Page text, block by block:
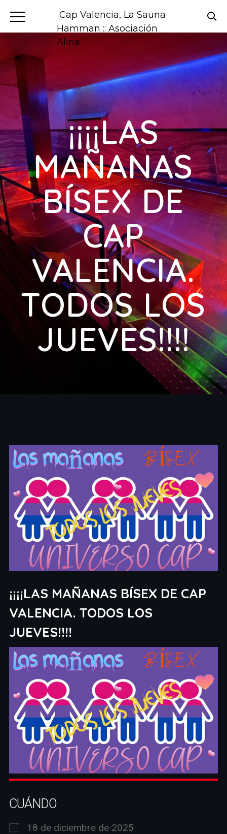
Cap Valencia, La Sauna
Hamman :: Asociación
Alina
¡¡¡¡LAS
MAÑANAS
BÍSEX DE
CAP
VALENCIA.
TODOS LOS
JUEVES!!!!
¡¡¡¡LAS MAÑANAS BÍSEX DE CAP
VALENCIA. TODOS LOS
JUEVES!!!!
CUÁNDO
18 de diciembre de 2025